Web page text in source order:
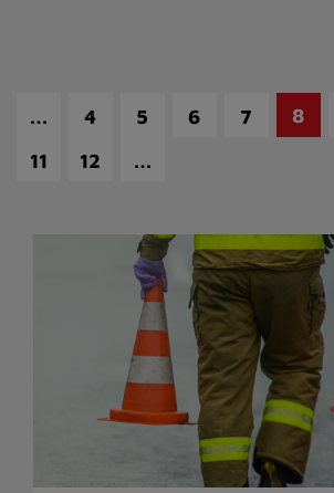
… 4 5 6 7 8
11
12 …